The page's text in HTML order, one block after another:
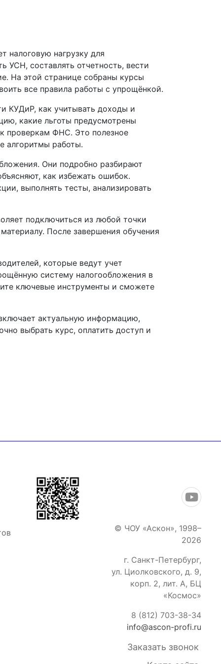
налоговую нагрузку для
УСН, составлять отчетность, вести
На этой странице собраны курсы
все правила работы с упрощёнкой.
КУДиР, как учитывать доходы и
какие льготы предусмотрены
проверкам ФНС. Это полезное
алгоритмы работы.
Они подробно разбирают
как избежать ошибок.
выполнять тесты, анализировать
подключиться из любой точки
После завершения обучения
которые ведут учет
систему налогообложения в
ключевые инструменты и сможете
актуальную информацию,
выбрать курс, оплатить доступ и
© ЧОУ «Аскон», 1998–
2026
г. Санкт-Петербург,
ул. Циолковского, д. 9,
корп. 2, лит. А, БЦ
«Космос»
8 (812) 703-38-34
info@ascon-profi.ru
Заказать звонок